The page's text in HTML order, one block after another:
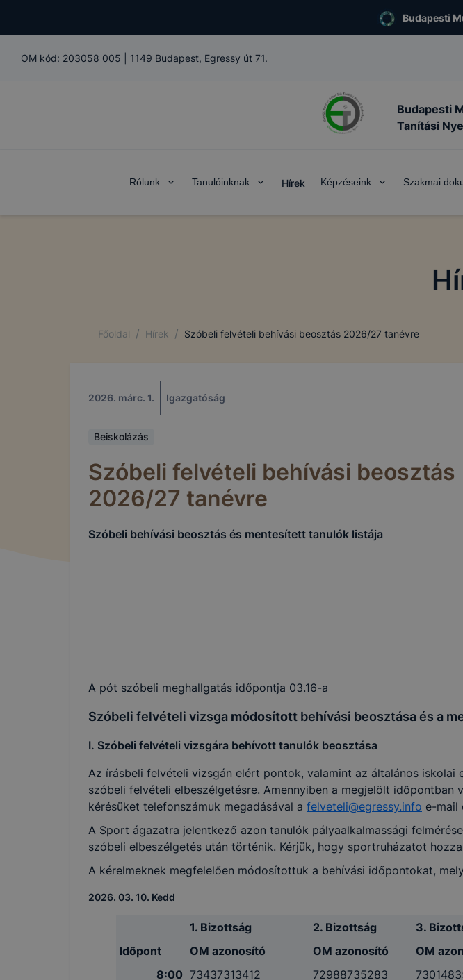
Budapesti
OM kód: 203058 005 1149 Budapest, Egressy út 71.
Budapesti
Tanítási
Rólunk Tanulóinknak Hírek Képzéseink Szakmai
Főoldal / Hírek / Szóbeli felvételi behívási beosztás 2026/27 tanévre
2026. márc. 1. Igazgatóság
Beiskolázás
Szóbeli felvételi behívási beosztás
2026/27 tanévre
Szóbeli behívási beosztás és mentesített tanulók listája
A pót szóbeli meghallgatás időpontja 03.16-a
Szóbeli felvételi vizsga módosított behívási beosztása és a
I. Szóbeli felvételi vizsgára behívott tanulók beosztása
Az írásbeli felvételi vizsgán elért pontok, valamint az általános
szóbeli felvételi elbeszélgetésre. Amennyiben a megjelölt
kérésüket telefonszámuk megadásával a felveteli@egressy.info e-mail
A Sport ágazatra jelentkező azon tanulók pályaalkalmassági
szóbeli elbeszélgetés után történik. Kérjük, hogy sportruházatot
A kérelmeknek megfelelően módosítottuk a behívási időpontokat,
2026. 03. 10. Kedd
1. Bizottság 2. Bizottság 3.
Időpont
OM azonosító OM azonosító OM
8:00 73437313412 72988735283